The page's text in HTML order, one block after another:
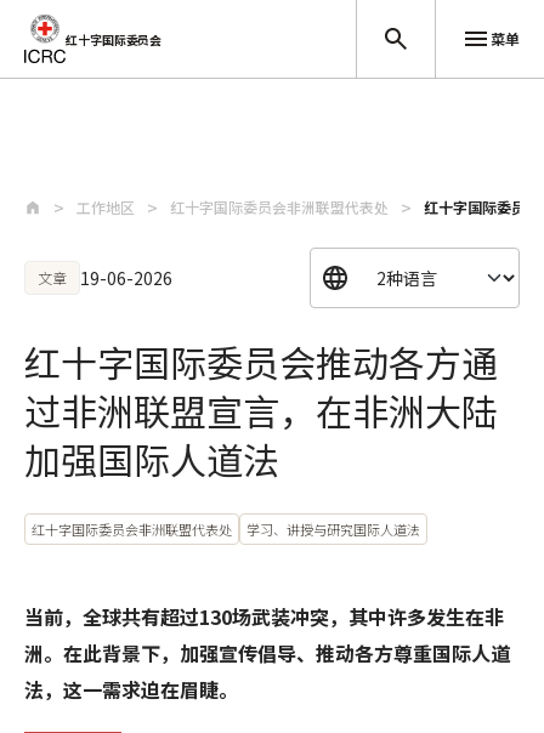
红十字国际委员会 菜单
工作地区 红十字国际委员会非洲联盟代表处 红十字国际委员
文章 19-06-2026
红十字国际委员会推动各方通
过非洲联盟宣言，在非洲大陆
加强国际人道法
红十字国际委员会非洲联盟代表处 学习、讲授与研究国际人道法
当前，全球共有超过130场武装冲突，其中许多发生在非
洲。在此背景下，加强宣传倡导、推动各方尊重国际人道
法，这一需求迫在眉睫。